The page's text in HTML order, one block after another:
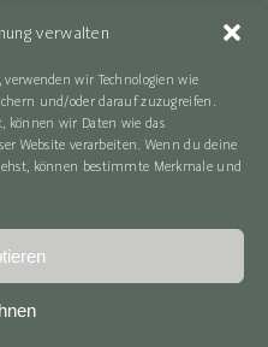
verwalten
wir Technologien wie
und/oder darauf zuzugreifen.
können wir Daten wie das
Website verarbeiten. Wenn du deine
können bestimmte Merkmale und
unseren Online-
(Mo-So):
www.argentur.at